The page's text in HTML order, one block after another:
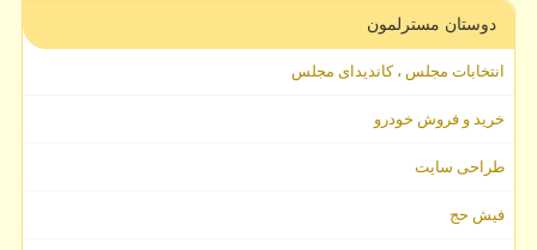
دوستان مسترلمون
انتخابات مجلس ، کاندیدای مجلس
خرید و فروش خودرو
طراحی سایت
فیش حج